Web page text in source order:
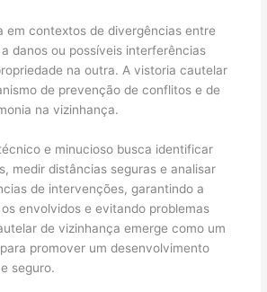
em contextos de divergências entre
danos ou possíveis interferências
na outra. A vistoria cautelar
de prevenção de conflitos e de
na vizinhança.
e minucioso busca identificar
medir distâncias seguras e analisar
de intervenções, garantindo a
envolvidos e evitando problemas
de vizinhança emerge como um
promover um desenvolvimento
seguro.